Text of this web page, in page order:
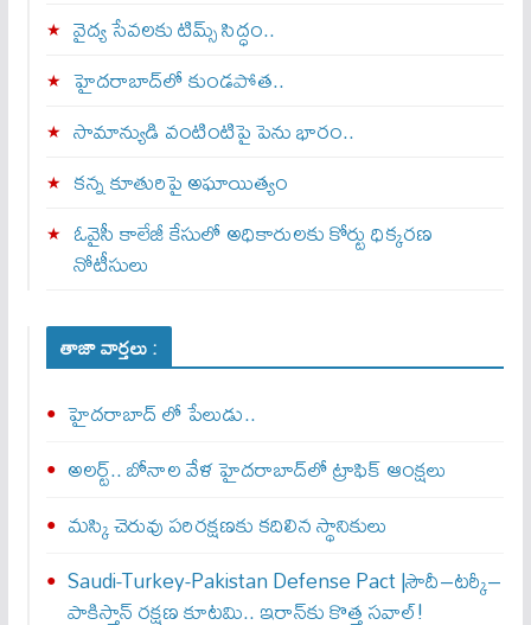
వైద్య సేవలకు టిమ్స్‌ సిద్ధం..
హైదరాబాద్‌లో కుండపోత..
సామాన్యుడి వంటింటిపై పెను భారం..
కన్న కూతురిపై అఘాయిత్యం
ఓవైసీ కాలేజీ కేసులో అధికారులకు కోర్టు ధిక్కరణ
నోటీసులు
తాజా వార్తలు :
హైదరాబాద్ లో పేలుడు..
అలర్ట్‌.. బోనాల వేళ హైదరాబాద్‌లో ట్రాఫిక్‌ ఆంక్షలు
మస్కి చెరువు పరిరక్షణకు కదిలిన స్థానికులు
Saudi-Turkey-Pakistan Defense Pact |సౌదీ–టర్కీ–
పాకిస్తాన్ రక్షణ కూటమి.. ఇరాన్‌కు కొత్త సవాల్!